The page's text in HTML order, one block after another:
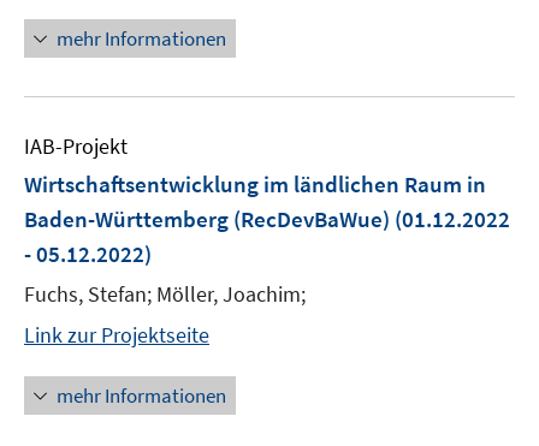
mehr Informationen
IAB-Projekt
Wirtschaftsentwicklung im ländlichen Raum in
Baden-Württemberg (RecDevBaWue) (01.12.2022
- 05.12.2022)
Fuchs, Stefan; Möller, Joachim;
Link zur Projektseite
mehr Informationen